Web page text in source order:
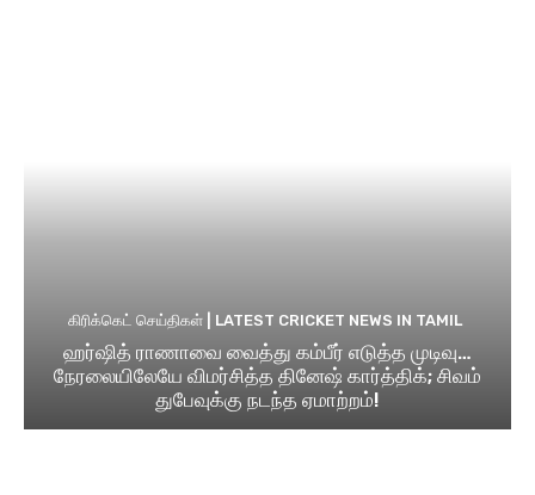
கிரிக்கெட் செய்திகள் | LATEST CRICKET NEWS IN TAMIL
ஹர்ஷித் ராணாவை வைத்து கம்பீர் எடுத்த முடிவு…
நேரலையிலேயே விமர்சித்த தினேஷ் கார்த்திக்; சிவம்
துபேவுக்கு நடந்த ஏமாற்றம்!